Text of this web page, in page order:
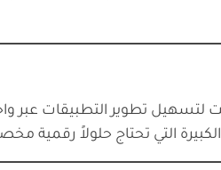
تطوير التطبيقات عبر
التي تحتاج حلولاً رقمية